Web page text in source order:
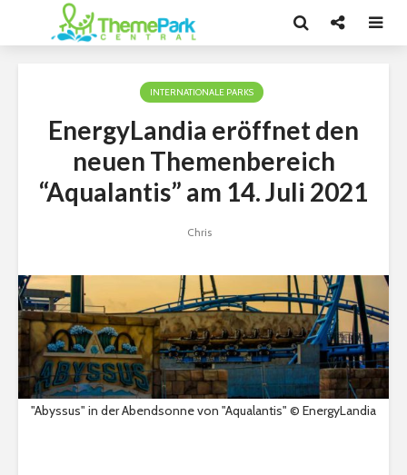
INTERNATIONALE PARKS
EnergyLandia eröffnet den
neuen Themenbereich
“Aqualantis” am 14. Juli 2021
Chris
"Abyssus" in der Abendsonne von "Aqualantis" © EnergyLandia